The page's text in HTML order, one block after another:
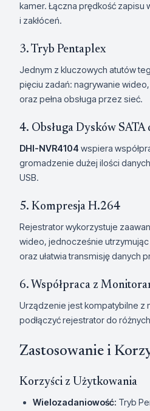
kamer. Łączna prędkość zapisu
i zakłóceń.
3. Tryb Pentaplex
Jednym z kluczowych atutów
pięciu zadań: nagrywanie
oraz pełna obsługa przez sieć.
4. Obsługa Dysków SATA
DHI-NVR4104 wspiera
gromadzenie dużej ilości
USB.
5. Kompresja H.264
Rejestrator wykorzystuje
wideo, jednocześnie
oraz ułatwia transmisję danych
6. Współpraca z
Urządzenie jest kompatybilne z
podłączyć rejestrator do
Zastosowanie i
Korzyści z Użytkowania
Wielozadaniowość: Tryb